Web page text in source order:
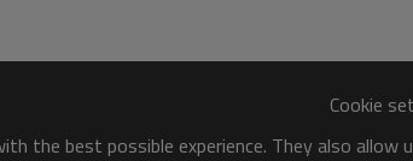
Cookie
the best possible experience. They also